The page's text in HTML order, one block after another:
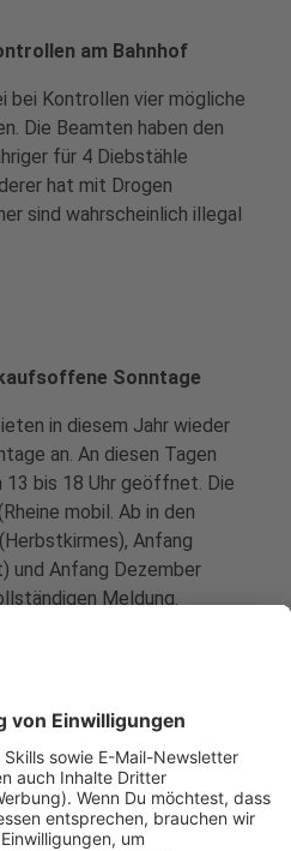
am Bahnhof
bei Kontrollen vier mögliche
Die Beamten haben den
für 4 Diebstähle
hat mit Drogen
sind wahrscheinlich illegal
Sonntage
in diesem Jahr wieder
an. An diesen Tagen
bis 18 Uhr geöffnet. Die
mobil. Ab in den
Anfang
und Anfang Dezember
Meldung.
Freies WLAN
hat im Rathaus und auf
WLAN installiert. An der
nach Abschluss der